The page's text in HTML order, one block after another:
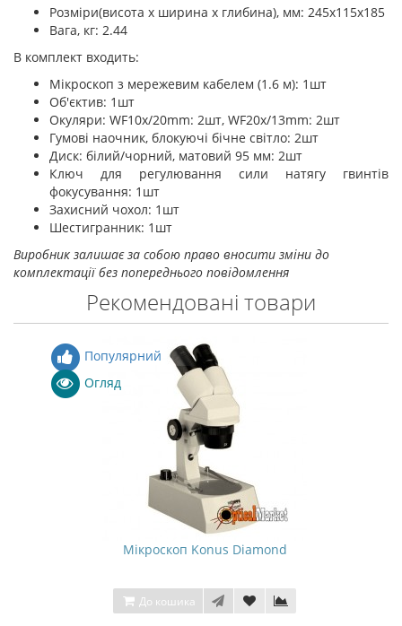
Розміри(висота х ширина х глибина), мм: 245х115х185
Вага, кг: 2.44
В комплект входить:
Мікроскоп з мережевим кабелем (1.6 м): 1шт
Об'єктив: 1шт
Окуляри: WF10x/20mm: 2шт, WF20x/13mm: 2шт
Гумові наочник, блокуючі бічне світло: 2шт
Диск: білий/чорний, матовий 95 мм: 2шт
Ключ для регулювання сили натягу гвинтів
фокусування: 1шт
Захисний чохол: 1шт
Шестигранник: 1шт
Виробник залишає за собою право вносити зміни до
комплектації без попереднього повідомлення
Рекомендовані товари
Популярний
Огляд
Мікроскоп Konus Diamond
До кошика